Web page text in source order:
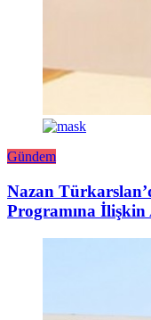
Gündem
Nazan
Programına İlişkin